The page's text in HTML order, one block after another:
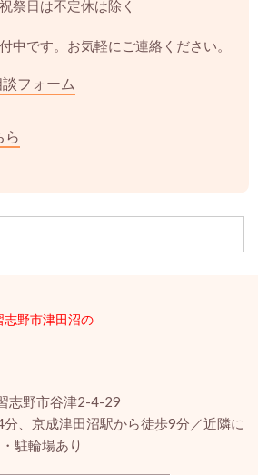
祭日は不定休は除く
中です。お気軽にご連絡ください。
フォーム
ら
志野市津田沼の
野市谷津2-4-29
、京成津田沼駅から徒歩9分／近隣に
駐輪場あり